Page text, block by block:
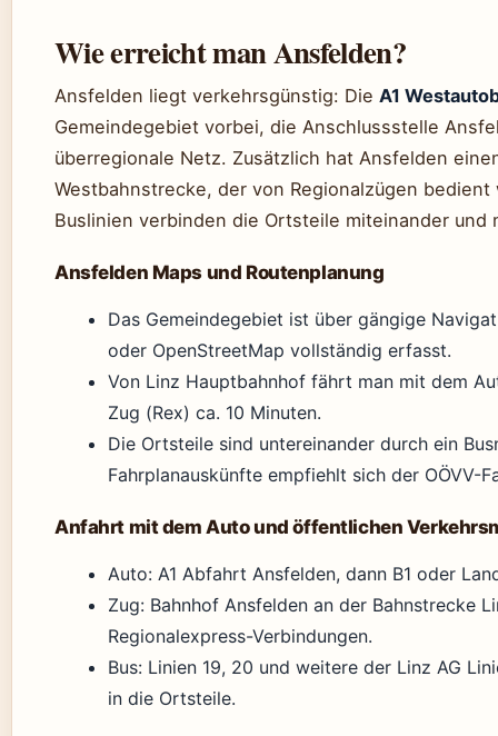
Wie erreicht man Ansfelden?
Ansfelden liegt verkehrsgünstig: Die A1
Gemeindegebiet vorbei, die Anschlussstelle
überregionale Netz. Zusätzlich hat Ansfelden
Westbahnstrecke, der von Regionalzügen
Buslinien verbinden die Ortsteile miteinander und
Ansfelden Maps und Routenplanung
Das Gemeindegebiet ist über gängige
oder OpenStreetMap vollständig erfasst.
Von Linz Hauptbahnhof fährt man mit dem
Zug (Rex) ca. 10 Minuten.
Die Ortsteile sind untereinander durch ein
Fahrplanauskünfte empfiehlt sich der OÖVV-
Anfahrt mit dem Auto und öffentlichen
Auto: A1 Abfahrt Ansfelden, dann B1 oder
Zug: Bahnhof Ansfelden an der Bahnstrecke
Regionalexpress-Verbindungen.
Bus: Linien 19, 20 und weitere der Linz AG
in die Ortsteile.